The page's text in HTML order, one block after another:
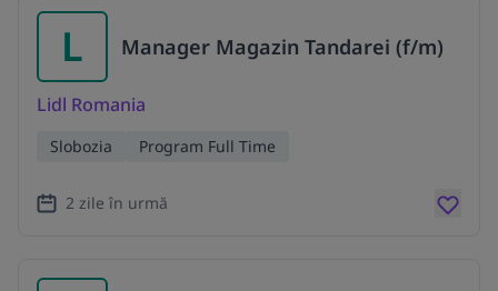
L Manager Magazin Tandarei (f/m)
Lidl Romania
Slobozia Program Full Time
2 zile în urmă